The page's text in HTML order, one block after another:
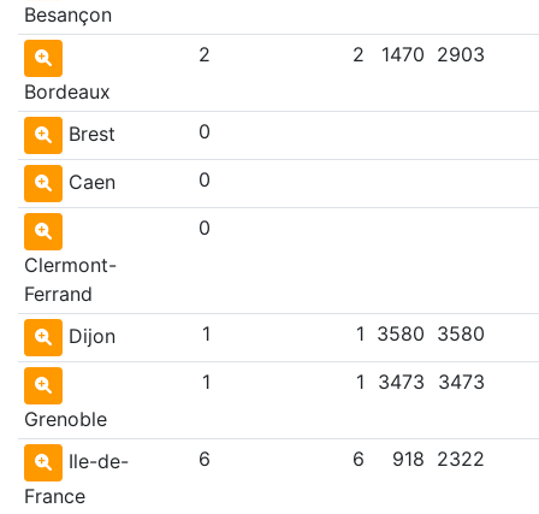
Besançon
Bordeaux
2 2 1470 2903
Brest 0
Caen 0
Clermont-
Ferrand
0
Dijon 1 1 3580 3580
Grenoble
1 1 3473 3473
Ile-de-
France
6 6 918 2322